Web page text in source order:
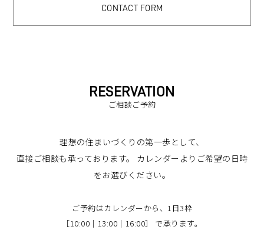
CONTACT FORM
RESERVATION
ご相談ご予約
理想の住まいづくりの第一歩として、
直接ご相談も承っております。
カレンダーよりご希望の日時
をお選びください。
ご予約はカレンダーから、1日3枠
［10:00｜13:00｜16:00］ で承ります。